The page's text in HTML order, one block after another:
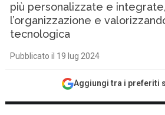
più personalizzate e
l’organizzazione e
tecnologica
Pubblicato il 19 lug 2024
Aggiungi tra i preferiti